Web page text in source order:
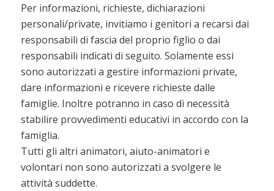
Per informazioni, richieste, dichiarazioni
personali/private, invitiamo i genitori a recarsi dai
responsabili di fascia del proprio figlio o dai
responsabili indicati di seguito. Solamente essi
sono autorizzati a gestire informazioni private,
dare informazioni e ricevere richieste dalle
famiglie. Inoltre potranno in caso di necessità
stabilire provvedimenti educativi in accordo con la
famiglia.
Tutti gli altri animatori, aiuto-animatori e
volontari non sono autorizzati a svolgere le
attività suddette.